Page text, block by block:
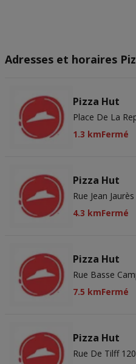
Adresses et horaires
Pizza Hut
Place De La
1.3 kmFermé
Pizza Hut
Rue Jean
4.3 kmFermé
Pizza Hut
Rue Basse
7.5 kmFermé
Pizza Hut
Rue De Tilff